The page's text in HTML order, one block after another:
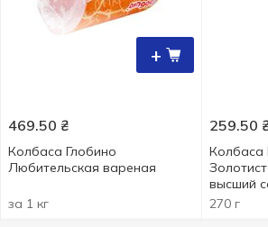
+
469.50 ₴
Колбаса Глобино
Любительская вареная
за 1 кг
259.50
Колбаса
высший
270 г